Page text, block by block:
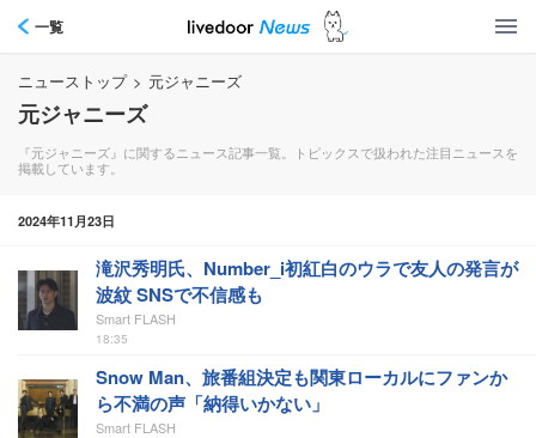
一覧
ニューストップ > 元ジャニーズ
元ジャニーズ
『元ジャニーズ』に関するニュース記事一覧。トピックスで扱われた注目ニュースを
掲載しています。
2024年11月23日
滝沢秀明氏、Number_i初紅白のウラで友人の発言が
波紋 SNSで不信感も
Smart FLASH
18:35
Snow Man、旅番組決定も関東ローカルにファンか
ら不満の声「納得いかない」
Smart FLASH